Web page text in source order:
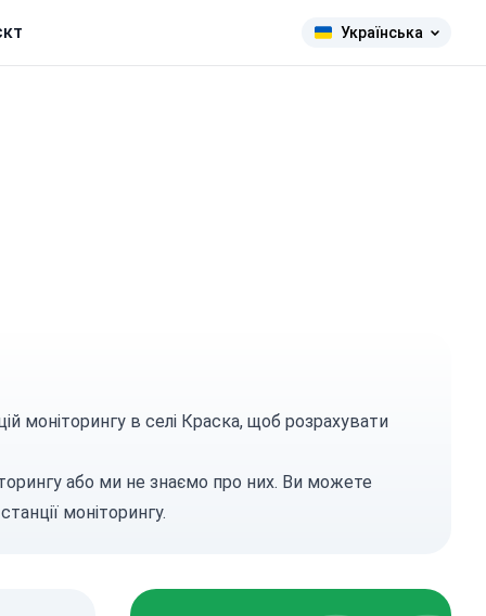
Українська
моніторингу в селі Краска, щоб розрахувати
або ми не знаємо про них. Ви можете
моніторингу.